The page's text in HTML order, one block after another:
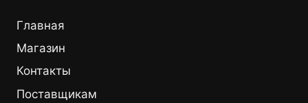
Главная
Магазин
Контакты
Поставщикам